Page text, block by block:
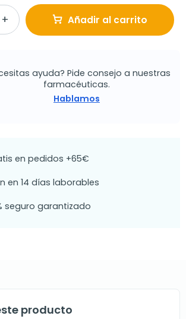
Añadir al carrito
ayuda? Pide consejo a nuestras
farmacéuticas.
Hablamos
en pedidos +65€
en 14 días laborables
seguro garantizado
producto